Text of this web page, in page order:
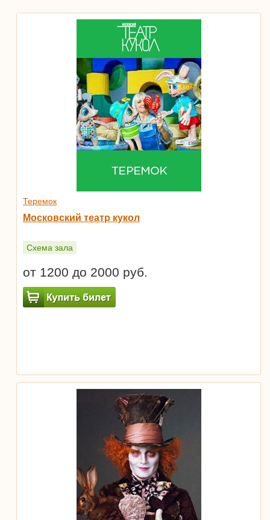
Теремок
Московский театр кукол
Схема зала
от 1200 до 2000 руб.